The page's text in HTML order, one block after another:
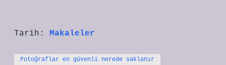
Tarih: Makaleler
Fotoğraflar en güvenli nerede saklanır